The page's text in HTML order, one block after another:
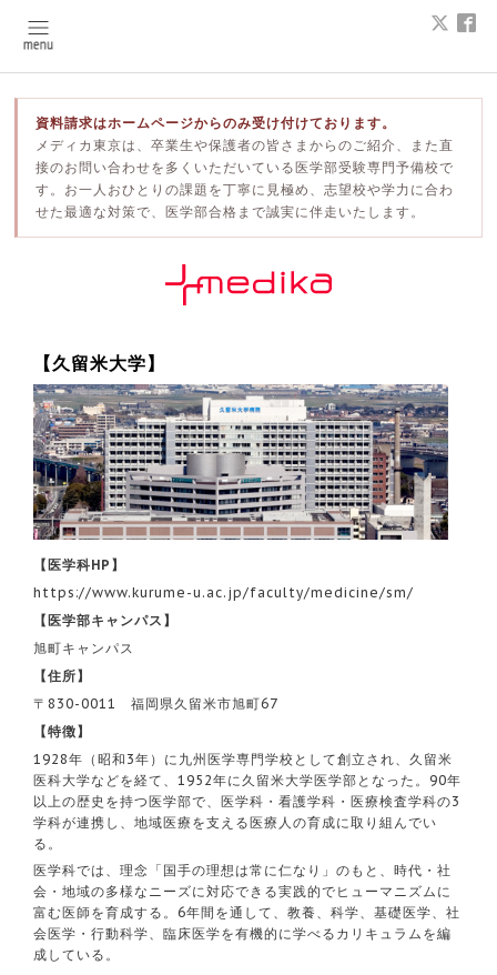
資料請求はホームページからのみ受け付けております。
メディカ東京は、卒業生や保護者の皆さまからのご紹介、また直
接のお問い合わせを多くいただいている医学部受験専門予備校で
す。お一人おひとりの課題を丁寧に見極め、志望校や学力に合わ
せた最適な対策で、医学部合格まで誠実に伴走いたします。
【久留米大学】
【医学科HP】
https://www.kurume-u.ac.jp/faculty/medicine/sm/
【医学部キャンパス】
旭町キャンパス
【住所】
〒830-0011 福岡県久留米市旭町67
【特徴】
1928年（昭和3年）に九州医学専門学校として創立され、久留米
医科大学などを経て、1952年に久留米大学医学部となった。90年
以上の歴史を持つ医学部で、医学科・看護学科・医療検査学科の3
学科が連携し、地域医療を支える医療人の育成に取り組んでい
る。
医学科では、理念「国手の理想は常に仁なり」のもと、時代・社
会・地域の多様なニーズに対応できる実践的でヒューマニズムに
富む医師を育成する。6年間を通して、教養、科学、基礎医学、社
会医学・行動科学、臨床医学を有機的に学べるカリキュラムを編
成している。